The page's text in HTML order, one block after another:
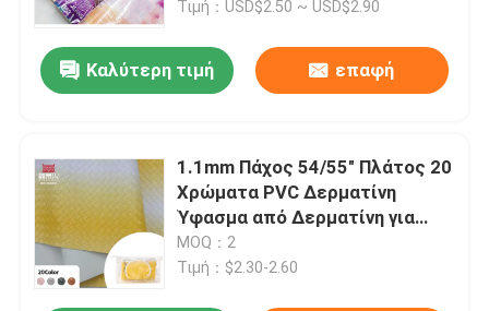
αποσκευών Καλλυντικά
Τιμή：USD$2.50 ~ USD$2.90
Καλύτερη τιμή επαφή
1.1mm Πάχος 54/55" Πλάτος 20
Χρώματα PVC Δερματίνη
Ύφασμα από Δερματίνη για
Τσάντες και Διακόσμηση
Σπιτιού
MOQ：2
Τιμή：$2.30-2.60